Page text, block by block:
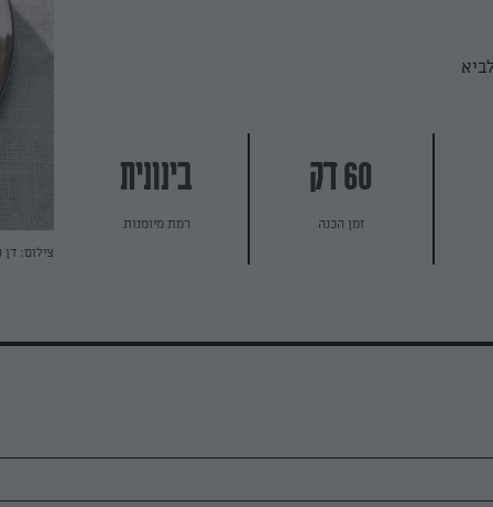
60 דק
זמן הכנה
בינונית
רמת מיומנות
צילום: